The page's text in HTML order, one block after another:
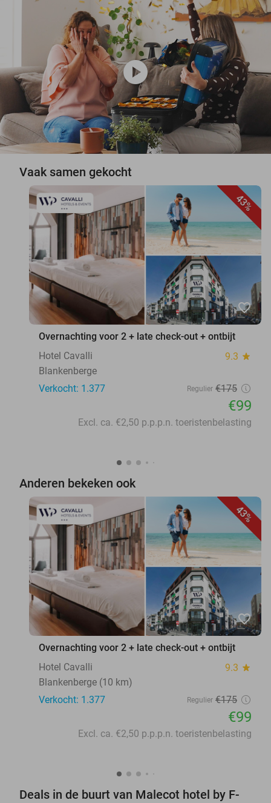
play_circle
Vaak samen gekocht
43%
favorite_border
Overnachting voor 2 + late check-out + ontbijt
Hotel Cavalli
9.3 star
Blankenberge
Verkocht: 1.377
Regulier €175
€99
Excl. ca. €2,50 p.p.p.n. toeristenbelasting
Anderen bekeken ook
43%
favorite_border
Overnachting voor 2 + late check-out + ontbijt
Hotel Cavalli
9.3 star
Blankenberge (10 km)
Verkocht: 1.377
Regulier €175
€99
Excl. ca. €2,50 p.p.p.n. toeristenbelasting
Deals in de buurt van Malecot hotel by F-